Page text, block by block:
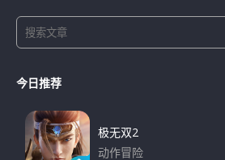
e
r
今日推荐
极无双2
动作冒险